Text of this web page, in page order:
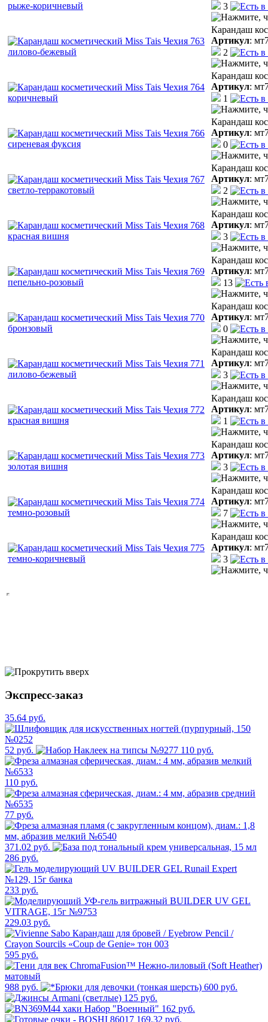
3
Карандаш
Артикул:
2
Карандаш
Артикул:
1
Карандаш
Артикул:
0
Карандаш
Артикул:
2
Карандаш
Артикул:
3
Карандаш
Артикул:
13
Карандаш
Артикул:
0
Карандаш
Артикул:
3
Карандаш
Артикул:
1
Карандаш
Артикул:
3
Карандаш
Артикул:
7
Карандаш
Артикул:
3
Экспресс-заказ
35.64 руб.
52 руб. 110 руб.
110 руб.
77 руб.
371.02 руб.
286 руб.
233 руб.
229.03 руб.
595 руб.
988 руб.
600 руб.
125 руб.
162 руб.
169.32 руб.